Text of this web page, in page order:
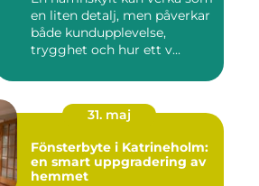
en liten detalj, men påverkar
både kundupplevelse,
trygghet och hur ett v...
31. maj
Fönsterbyte i Katrineholm:
en smart uppgradering av
hemmet